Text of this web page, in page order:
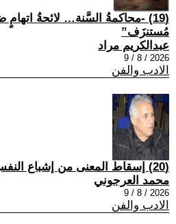
(19) -محاكمةُ السَّنة… لائحةُ
مُستنزَف”
عبدالكريم مراد
2026 / 8 / 9
الادب والفن
(20) إسقاط المعنى من إشباع النفس والمُنى
محمد العرجوني
2026 / 8 / 9
الادب والفن